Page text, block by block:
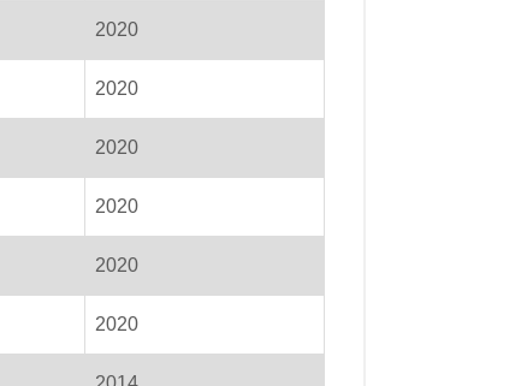
2020
2020
2020
2020
2020
2020